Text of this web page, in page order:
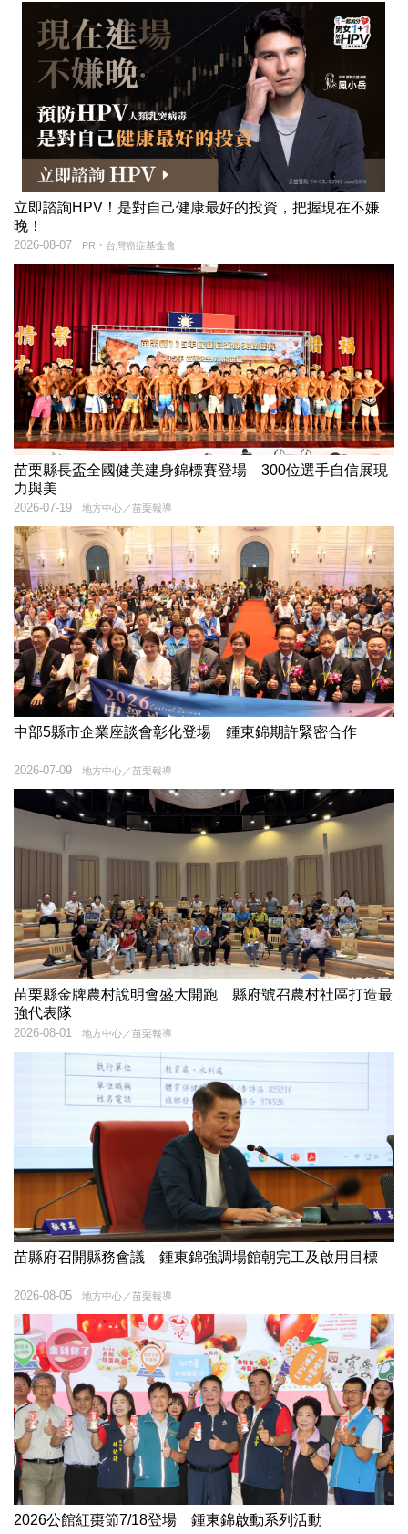
立即諮詢HPV！是對自己健康最好的投資，把握現在不嫌
晚！
PR・台灣癌症基金會
2026-08-07
苗栗縣長盃全國健美建身錦標賽登場 300位選手自信展現
力與美
地方中心／苗栗報導
2026-07-19
中部5縣市企業座談會彰化登場 鍾東錦期許緊密合作
地方中心／苗栗報導
2026-07-09
苗栗縣金牌農村說明會盛大開跑 縣府號召農村社區打造最
強代表隊
地方中心／苗栗報導
2026-08-01
苗縣府召開縣務會議 鍾東錦強調場館朝完工及啟用目標
地方中心／苗栗報導
2026-08-05
2026公館紅棗節7/18登場 鍾東錦啟動系列活動